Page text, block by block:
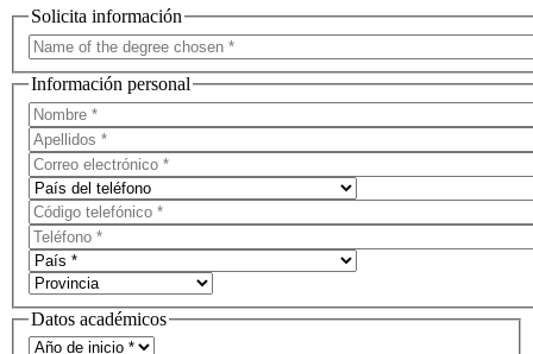
Solicita información
Información personal
Datos académicos